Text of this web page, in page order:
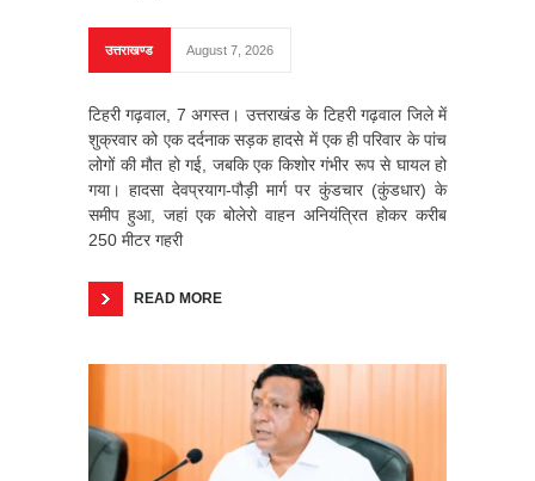
उत्तराखण्ड August 7, 2026
टिहरी गढ़वाल, 7 अगस्त। उत्तराखंड के टिहरी गढ़वाल जिले में
शुक्रवार को एक दर्दनाक सड़क हादसे में एक ही परिवार के पांच
लोगों की मौत हो गई, जबकि एक किशोर गंभीर रूप से घायल हो
गया। हादसा देवप्रयाग-पौड़ी मार्ग पर कुंडचार (कुंडधार) के
समीप हुआ, जहां एक बोलेरो वाहन अनियंत्रित होकर करीब
250 मीटर गहरी
READ MORE